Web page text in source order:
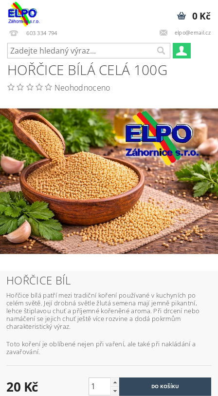
603 334 794 elpo@email.cz
0 Kč
HOŘČICE BÍLÁ CELÁ 100G
Neohodnoceno
HOŘČICE BÍL
Hořčice bílá patří mezi tradiční koření používané v kuchyních po
celém světě. Její drobná světle žlutá semena mají jemně pikantní,
lehce štiplavou chuť a příjemné kořeněné aroma. Při drcení nebo
namáčení se jejich chuť ještě více rozvine a dodá pokrmům
charakteristický výraz.
Toto koření je oblíbené nejen při vaření, ale také při nakládání a
zavařování.
20 Kč